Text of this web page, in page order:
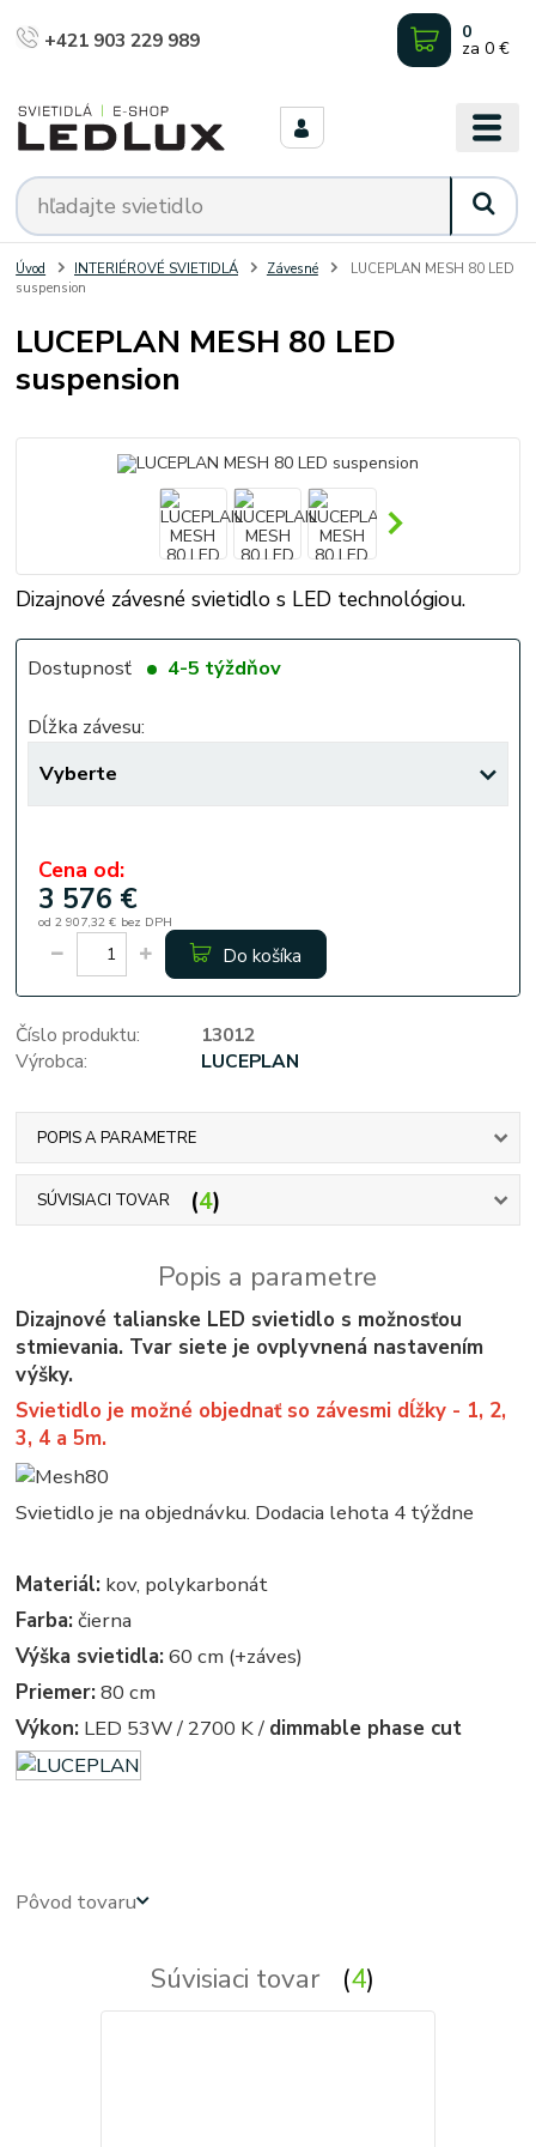
+421 903 229 989 0
za 0 €
Úvod INTERIÉROVÉ SVIETIDLÁ Závesné
LUCEPLAN MESH 80 LED
suspension
LUCEPLAN MESH 80 LED
suspension
Dizajnové závesné svietidlo s LED technológiou.
Dostupnosť 4-5 týždňov
Dĺžka závesu:
Cena od:
3 576 €
od 2 907,32 € bez DPH
Do košíka
Číslo produktu:
13012
Výrobca:
LUCEPLAN
POPIS A PARAMETRE
SÚVISIACI TOVAR 4
Popis a parametre
Dizajnové talianske LED svietidlo s možnosťou
stmievania. Tvar siete je ovplyvnená nastavením
výšky.
Svietidlo je možné objednať so závesmi dĺžky - 1, 2,
3, 4 a 5m.
Svietidlo je na objednávku. Dodacia lehota 4 týždne
Materiál: kov, polykarbonát
Farba: čierna
Výška svietidla: 60 cm (+záves)
Priemer: 80 cm
Výkon: LED 53W / 2700 K / dimmable phase cut
Pôvod tovaru
Súvisiaci tovar 4